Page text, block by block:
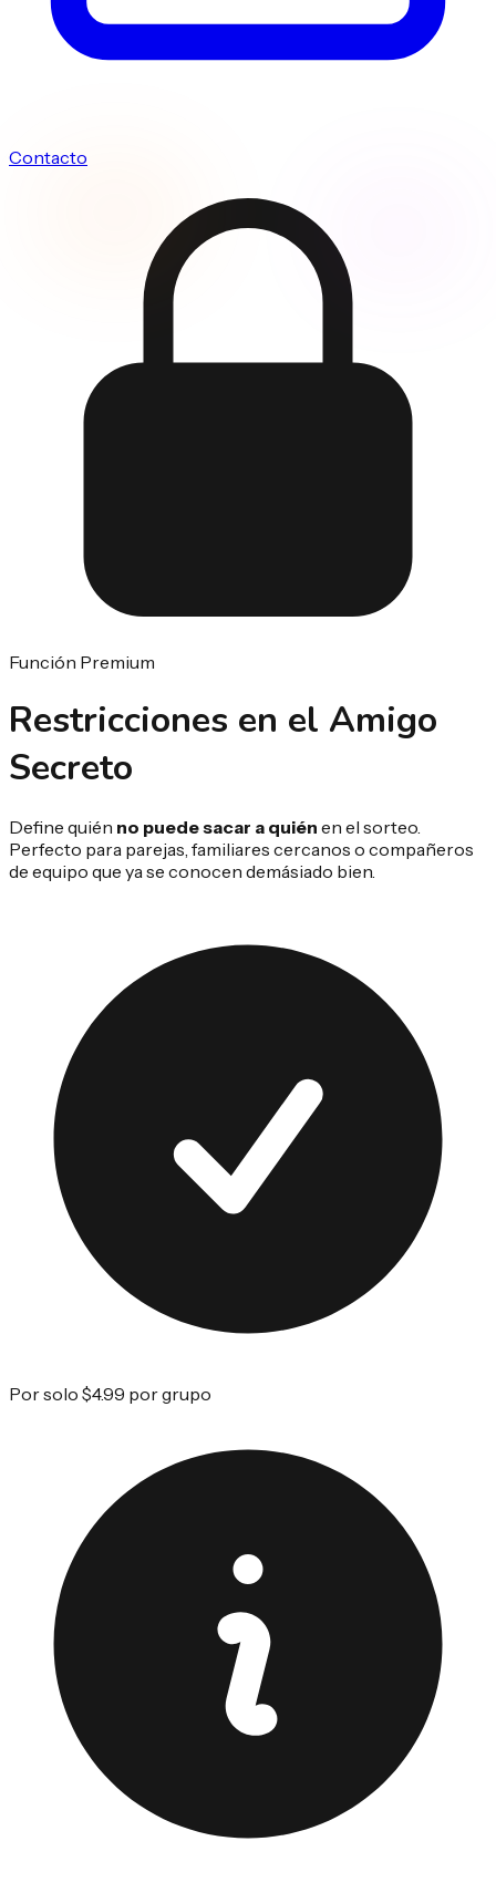
Contacto
Función Premium
Restricciones en el Amigo
Secreto
Define quién no puede sacar a quién en el sorteo.
Perfecto para parejas, familiares cercanos o compañeros
de equipo que ya se conocen demásiado bien.
Por solo $4.99 por grupo